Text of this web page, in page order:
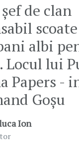
de clan
albi
Locul lui
Papers -
Goșu
Ion